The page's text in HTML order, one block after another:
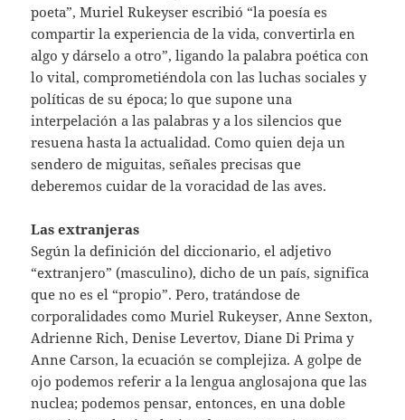
poeta”, Muriel Rukeyser escribió “la poesía es
compartir la experiencia de la vida, convertirla en
algo y dárselo a otro”, ligando la palabra poética con
lo vital, comprometiéndola con las luchas sociales y
políticas de su época; lo que supone una
interpelación a las palabras y a los silencios que
resuena hasta la actualidad. Como quien deja un
sendero de miguitas, señales precisas que
deberemos cuidar de la voracidad de las aves.
Las extranjeras
Según la definición del diccionario, el adjetivo
“extranjero” (masculino), dicho de un país, significa
que no es el “propio”. Pero, tratándose de
corporalidades como Muriel Rukeyser, Anne Sexton,
Adrienne Rich, Denise Levertov, Diane Di Prima y
Anne Carson, la ecuación se complejiza. A golpe de
ojo podemos referir a la lengua anglosajona que las
nuclea; podemos pensar, entonces, en una doble